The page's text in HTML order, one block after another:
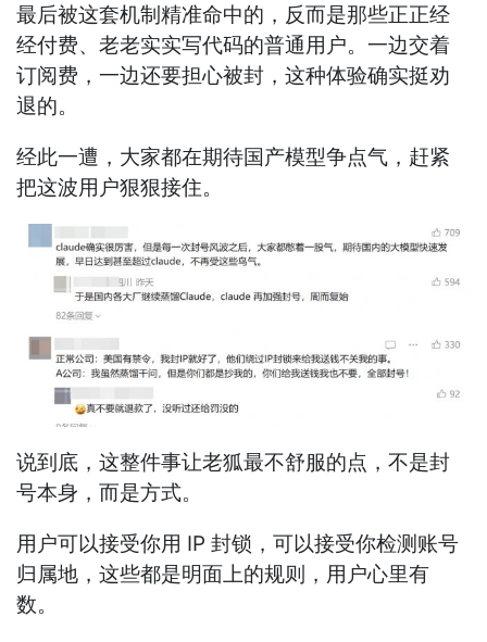
最后被这套机制精准命中的，反而是那些正正经
经付费、老老实实写代码的普通用户。一边交着
订阅费，一边还要担心被封，这种体验确实挺劝
退的。
经此一遭，大家都在期待国产模型争点气，赶紧
把这波用户狠狠接住。
说到底，这整件事让老狐最不舒服的点，不是封
号本身，而是方式。
用户可以接受你用 IP 封锁，可以接受你检测账号
归属地，这些都是明面上的规则，用户心里有
数。